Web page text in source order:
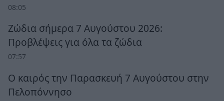
08:05
Ζώδια σήμερα 7 Αυγούστου 2026:
Προβλέψεις για όλα τα ζώδια
07:57
Ο καιρός την Παρασκευή 7 Αυγούστου στην
Πελοπόννησο